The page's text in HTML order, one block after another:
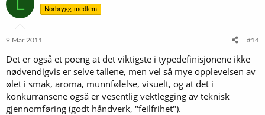
L Norbrygg-medlem
9 Mar 2011 #14
Det er også et poeng at det viktigste i typedefinisjonene ikke
nødvendigvis er selve tallene, men vel så mye opplevelsen av
ølet i smak, aroma, munnfølelse, visuelt, og at det i
konkurransene også er vesentlig vektlegging av teknisk
gjennomføring (godt håndverk, "feilfrihet").